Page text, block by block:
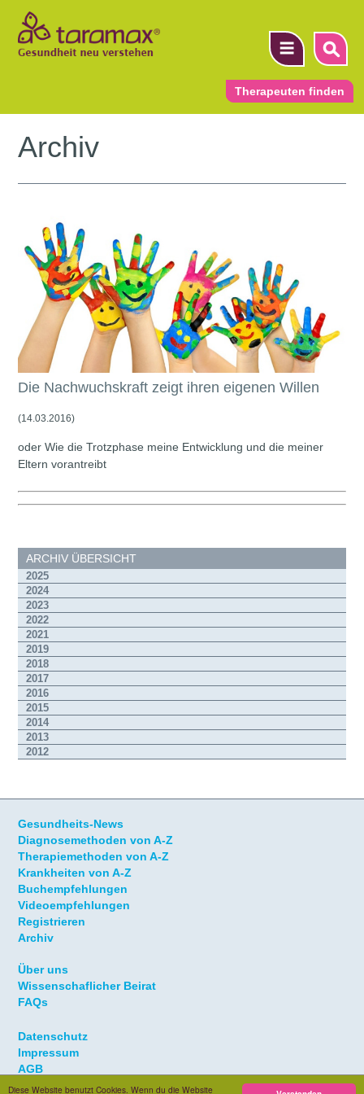
Diese Website benutzt Cookies. Wenn du die Website
Therapeuten finden
▼
Archiv
Die Nachwuchskraft zeigt ihren eigenen Willen
(14.03.2016)
oder Wie die Trotzphase meine Entwicklung und die meiner
Eltern vorantreibt
ARCHIV ÜBERSICHT
2025
2024
2023
2022
2021
2019
2018
2017
2016
2015
2014
2013
2012
Gesundheits-News
Diagnosemethoden von A-Z
Therapiemethoden von A-Z
Krankheiten von A-Z
Buchempfehlungen
Videoempfehlungen
Registrieren
Archiv
Über uns
Wissenschaflicher Beirat
FAQs
Datenschutz
Impressum
AGB